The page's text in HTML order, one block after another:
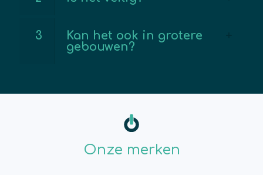
3
Kan het ook in grotere
gebouwen?
Onze merken